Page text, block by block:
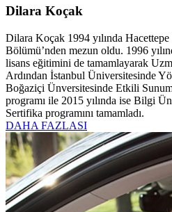
Dilara Koçak
Dilara Koçak 1994 yılında
Bölümü’nden mezun oldu. 1996
lisans eğitimini de tamamlayarak
Ardından İstanbul Üniversitesinde
Boğaziçi Ünversitesinde Etkili
programı ile 2015 yılında ise Bilgi
Sertifika programını tamamladı.
DAHA FAZLASI